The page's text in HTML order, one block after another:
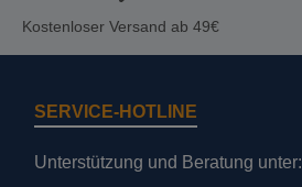
Kostenloser Versand ab 49€
SERVICE-HOTLINE
Unterstützung und Beratung unter: